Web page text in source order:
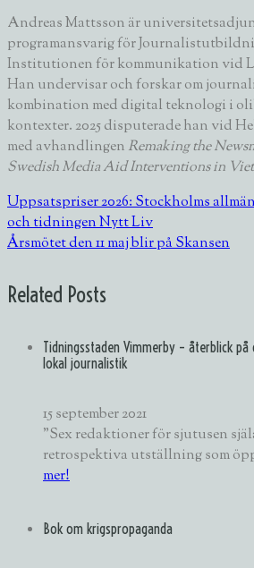
Andreas Mattsson är
programansvarig för
Institutionen för kommunikation vid
Han undervisar och forskar om
kombination med digital teknologi i
kontexter. 2025 disputerade han vid
med avhandlingen Remaking the
Swedish Media Aid Interventions in
Uppsatspriser 2026: Stockholms
och tidningen Nytt Liv
Årsmötet den 11 maj blir på Skansen
Related Posts
Tidningsstaden Vimmerby – återblick
lokal journalistik
15 september 2021
”Sex redaktioner för sjutusen
retrospektiva utställning som
mer!
Bok om krigspropaganda